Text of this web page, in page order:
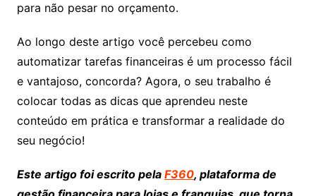
para não pesar no orçamento.
Ao longo deste artigo você percebeu como
automatizar tarefas financeiras é um processo fácil
e vantajoso, concorda? Agora, o seu trabalho é
colocar todas as dicas que aprendeu neste
conteúdo em prática e transformar a realidade do
seu negócio!
Este artigo foi escrito pela F360, plataforma de